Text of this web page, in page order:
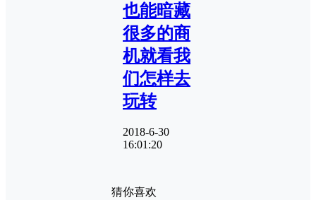
也能暗藏
很多的商
机就看我
们怎样去
玩转
2018-6-30
16:01:20
猜你喜欢